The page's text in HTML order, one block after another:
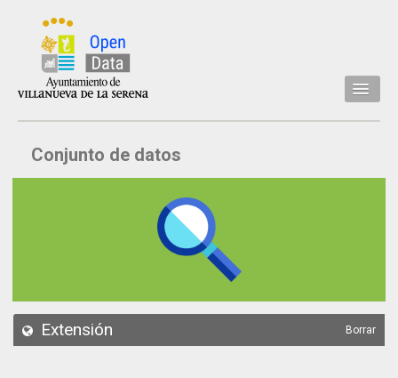
Inicio
Datos
API
Conjunto de datos
Extensión Borrar